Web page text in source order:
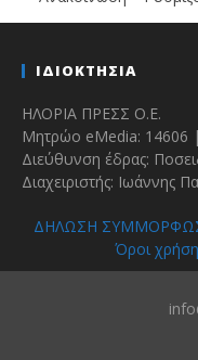
ΙΔΙΟΚΤΗΣΙΑ
ΗΛΟΡΙΑ ΠΡΕΣΣ Ο.Ε.
Μητρώο eMedia:
Διεύθυνση έδρας:
Διαχειριστής: Ιωάννης
ΔΗΛΩΣΗ
Όροι